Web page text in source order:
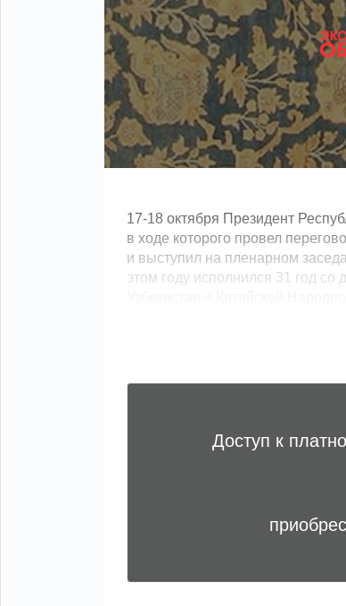
17-18 октября Президент
в ходе которого провел
и выступил на пленарном
этом году исполнился 31 год
Доступ к